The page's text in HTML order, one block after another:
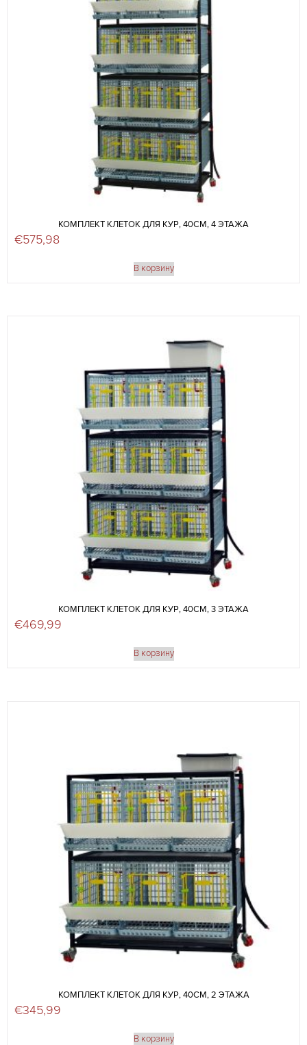
КОМПЛЕКТ КЛЕТОК ДЛЯ КУР, 40СМ, 4 ЭТАЖА
€575,98
В корзину
КОМПЛЕКТ КЛЕТОК ДЛЯ КУР, 40СМ, 3 ЭТАЖА
€469,99
В корзину
КОМПЛЕКТ КЛЕТОК ДЛЯ КУР, 40СМ, 2 ЭТАЖА
€345,99
В корзину